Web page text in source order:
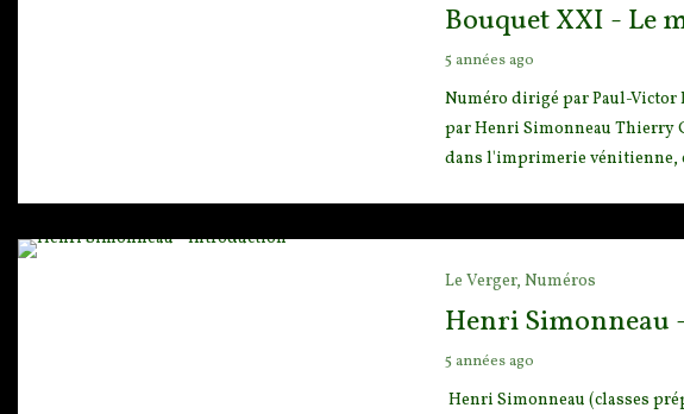
Bouquet XXI - Le
5 années ago
Numéro dirigé par Paul-
par Henri Simonneau Thierry
dans l'imprimerie vénitienne,
Le Verger, Numéros
Henri
5 années ago
Henri Simonneau (classes